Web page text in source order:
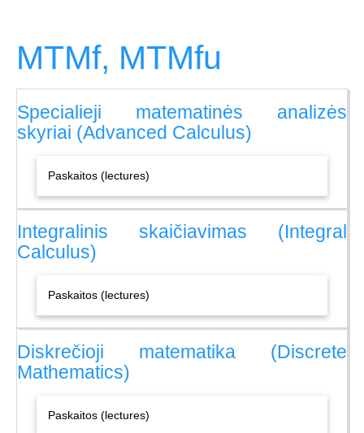
MTMf, MTMfu
Specialieji matematinės analizės
skyriai (Advanced Calculus)
Paskaitos (lectures)
Integralinis skaičiavimas (Integral
Calculus)
Paskaitos (lectures)
Diskrečioji matematika (Discrete
Mathematics)
Paskaitos (lectures)